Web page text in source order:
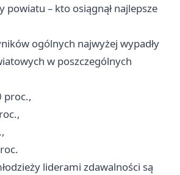
powiatu – kto osiągnął najlepsze
ogólnych najwyżej wypadły
w poszczególnych
proc.,
liderami zdawalności są